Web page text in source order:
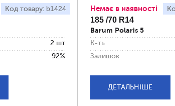
Код товару: b1424
2 шт
92%
Немає в наявності
185 /70 R14
Barum Polaris 5
К-ть
Залишок
ДЕТАЛЬНІШЕ